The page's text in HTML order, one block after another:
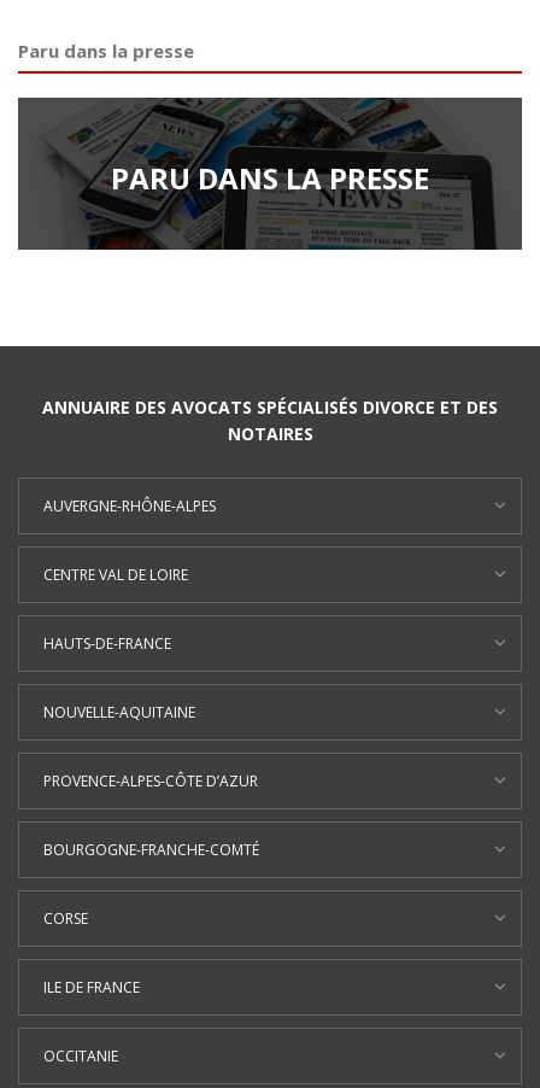
Paru dans la presse
PARU DANS LA PRESSE
ANNUAIRE DES AVOCATS SPÉCIALISÉS DIVORCE ET DES
NOTAIRES
AUVERGNE-RHÔNE-ALPES
CENTRE VAL DE LOIRE
HAUTS-DE-FRANCE
NOUVELLE-AQUITAINE
PROVENCE-ALPES-CÔTE D’AZUR
BOURGOGNE-FRANCHE-COMTÉ
CORSE
ILE DE FRANCE
OCCITANIE